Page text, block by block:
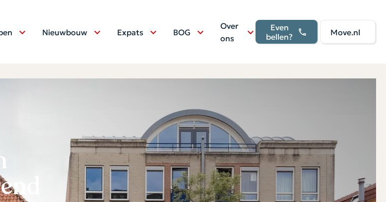
Nieuwbouw Expats BOG
Over
ons
Even
bellen? Move.nl